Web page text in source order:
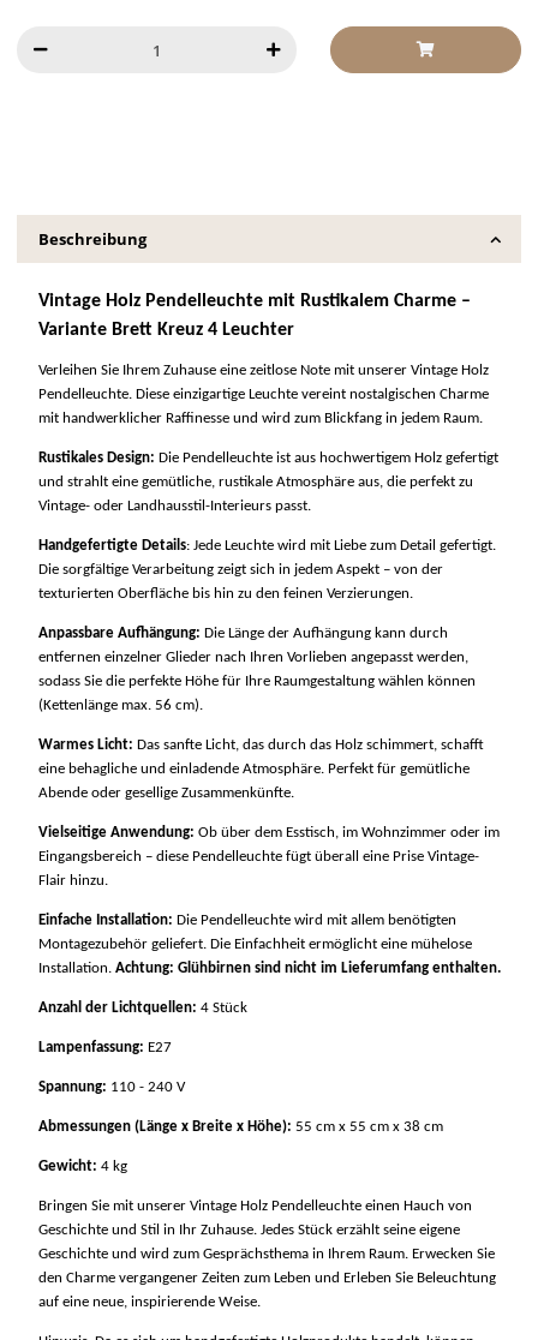
Beschreibung
Vintage Holz Pendelleuchte mit Rustikalem Charme –
Variante Brett Kreuz 4 Leuchter
Verleihen Sie Ihrem Zuhause eine zeitlose Note mit unserer Vintage Holz
Pendelleuchte. Diese einzigartige Leuchte vereint nostalgischen Charme
mit handwerklicher Raffinesse und wird zum Blickfang in jedem Raum.
Rustikales Design: Die Pendelleuchte ist aus hochwertigem Holz gefertigt
und strahlt eine gemütliche, rustikale Atmosphäre aus, die perfekt zu
Vintage- oder Landhausstil-Interieurs passt.
Handgefertigte Details: Jede Leuchte wird mit Liebe zum Detail gefertigt.
Die sorgfältige Verarbeitung zeigt sich in jedem Aspekt – von der
texturierten Oberfläche bis hin zu den feinen Verzierungen.
Anpassbare Aufhängung: Die Länge der Aufhängung kann durch
entfernen einzelner Glieder nach Ihren Vorlieben angepasst werden,
sodass Sie die perfekte Höhe für Ihre Raumgestaltung wählen können
(Kettenlänge max. 56 cm).
Warmes Licht: Das sanfte Licht, das durch das Holz schimmert, schafft
eine behagliche und einladende Atmosphäre. Perfekt für gemütliche
Abende oder gesellige Zusammenkünfte.
Vielseitige Anwendung: Ob über dem Esstisch, im Wohnzimmer oder im
Eingangsbereich – diese Pendelleuchte fügt überall eine Prise Vintage-
Flair hinzu.
Einfache Installation: Die Pendelleuchte wird mit allem benötigten
Montagezubehör geliefert. Die Einfachheit ermöglicht eine mühelose
Installation. Achtung: Glühbirnen sind nicht im Lieferumfang enthalten.
Anzahl der Lichtquellen: 4 Stück
Lampenfassung: E27
Spannung: 110 - 240 V
Abmessungen (Länge x Breite x Höhe): 55 cm x 55 cm x 38 cm
Gewicht: 4 kg
Bringen Sie mit unserer Vintage Holz Pendelleuchte einen Hauch von
Geschichte und Stil in Ihr Zuhause. Jedes Stück erzählt seine eigene
Geschichte und wird zum Gesprächsthema in Ihrem Raum. Erwecken Sie
den Charme vergangener Zeiten zum Leben und Erleben Sie Beleuchtung
auf eine neue, inspirierende Weise.